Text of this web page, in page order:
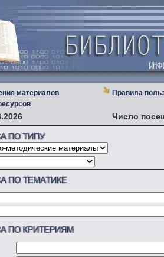
материалов
Правила
Число